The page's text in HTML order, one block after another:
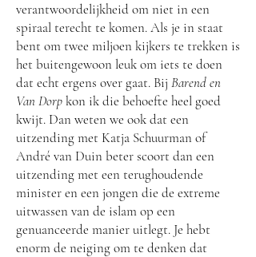
verantwoordelijkheid om niet in een
spiraal terecht te komen. Als je in staat
bent om twee miljoen kijkers te trekken is
het buitengewoon leuk om iets te doen
dat echt ergens over gaat. Bij Barend en
Van Dorpkon ik die behoefte heel goed
kwijt. Dan weten we ook dat een
uitzending met Katja Schuurman of
André van Duin beter scoort dan een
uitzending met een terughoudende
minister en een jongen die de extreme
uitwassen van de islam op een
genuanceerde manier uitlegt. Je hebt
enorm de neiging om te denken dat